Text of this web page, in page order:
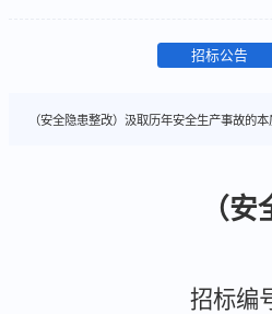
招标公告
（安全隐患整改）汲取历年安全生产事故的
（
招标编